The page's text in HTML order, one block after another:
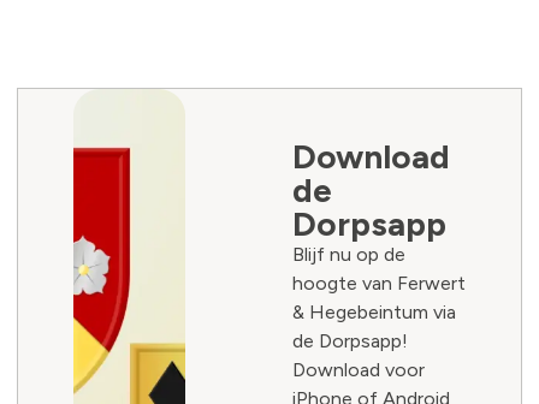
Download
de
Dorpsapp
Blijf nu op de
hoogte van Ferwert
& Hegebeintum via
de Dorpsapp!
Download voor
iPhone of Android